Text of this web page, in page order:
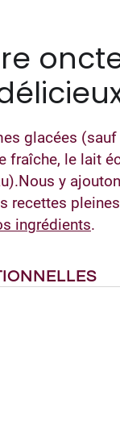
glacées
fraîche, le lait
y
recettes
ingrédients.